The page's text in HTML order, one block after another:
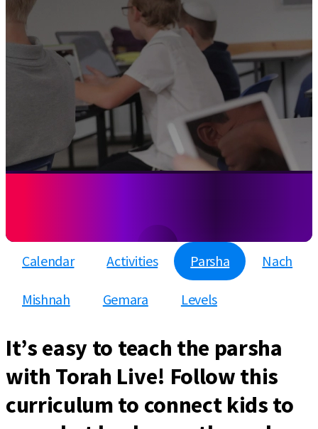
Calendar Activities Parsha Nach
Mishnah Gemara Levels
It’s easy to teach the parsha
with Torah Live! Follow this
curriculum to connect kids to